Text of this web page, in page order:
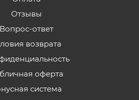
Отзывы
Вопрос-ответ
возврата
оферта
система